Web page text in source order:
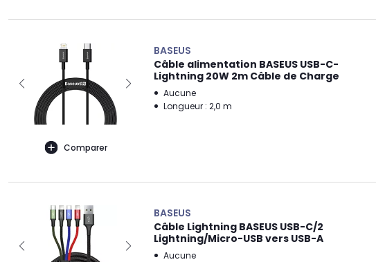
Comparer
BASEUS
Câble alimentation BASEUS USB-C-
Lightning 20W 2m Câble de Charge
Aucune
Longueur : 2,0 m
BASEUS
Câble Lightning BASEUS USB-C/2
Lightning/Micro-USB vers USB-A
Aucune